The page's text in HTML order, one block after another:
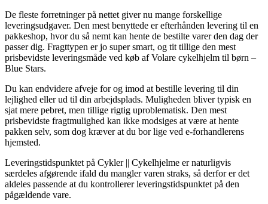
De fleste forretninger på nettet giver nu mange forskellige
leveringsudgaver. Den mest benyttede er efterhånden levering til en
pakkeshop, hvor du så nemt kan hente de bestilte varer den dag der
passer dig. Fragttypen er jo super smart, og tit tillige den mest
prisbevidste leveringsmåde ved køb af Volare cykelhjelm til børn –
Blue Stars.
Du kan endvidere afveje for og imod at bestille levering til din
lejlighed eller ud til din arbejdsplads. Muligheden bliver typisk en
sjat mere pebret, men tillige rigtig uproblematisk. Den mest
prisbevidste fragtmulighed kan ikke modsiges at være at hente
pakken selv, som dog kræver at du bor lige ved e-forhandlerens
hjemsted.
Leveringstidspunktet på Cykler || Cykelhjelme er naturligvis
særdeles afgørende ifald du mangler varen straks, så derfor er det
aldeles passende at du kontrollerer leveringstidspunktet på den
pågældende vare.